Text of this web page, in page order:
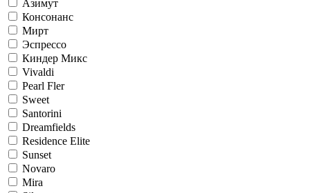
Азимут
Консонанс
Мирт
Эспрессо
Киндер Микс
Vivaldi
Pearl Fler
Sweet
Santorini
Dreamfields
Residence Elite
Sunset
Novaro
Mira